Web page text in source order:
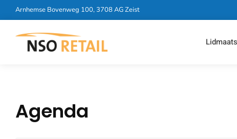
Arnhemse Bovenweg 100, 3708 AG Zeist
Agenda